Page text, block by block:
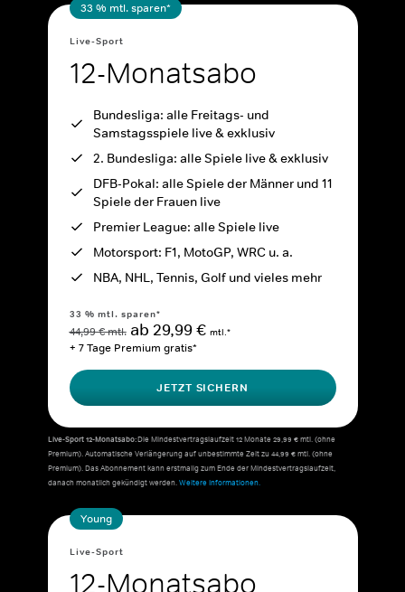
33 % mtl. sparen*
Live-Sport
12-Monatsabo
Bundesliga: alle Freitags- und
Samstagsspiele live & exklusiv
2. Bundesliga: alle Spiele live & exklusiv
DFB-Pokal: alle Spiele der Männer und 11
Spiele der Frauen live
Premier League: alle Spiele live
Motorsport: F1, MotoGP, WRC u. a.
NBA, NHL, Tennis, Golf und vieles mehr
33 % mtl. sparen*
44,99 € mtl. ab 29,99 € mtl.*
+ 7 Tage Premium gratis*
JETZT SICHERN
Live-Sport 12-Monatsabo:Die Mindestvertragslaufzeit 12 Monate 29,99 € mtl. (ohne
Premium). Automatische Verlängerung auf unbestimmte Zeit zu 44,99 € mtl. (ohne
Premium). Das Abonnement kann erstmalig zum Ende der Mindestvertragslaufzeit,
danach monatlich gekündigt werden.Weitere Informationen.
Young
Live-Sport
12-Monatsabo